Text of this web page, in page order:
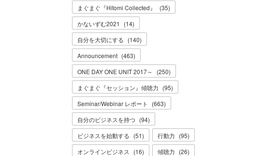
まぐまぐ『Hitomi Collected』
(35)
かないずむ2021
(14)
自分を大切にする (140)
Announcement (463)
ONE DAY ONE UNIT 2017～
(250)
まぐまぐ『セッション』傾聴力 (95)
Seminar/Webinar レポート
(663)
自分のビジネスを持つ (94)
ビジネスを始動する (51) 行動力 (95)
オンラインビジネス
(16) 傾聴力 (26)